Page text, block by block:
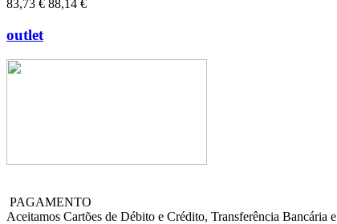
83,73 € 88,14 €
outlet
PAGAMENTO
Aceitamos Cartões de Débito e Crédito, Transferência Bancária